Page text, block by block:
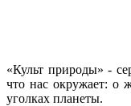
«Культ природы» -
что нас окружает: о
уголках планеты.